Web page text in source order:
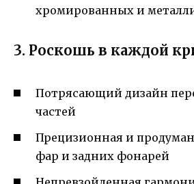
хромированных и
3. Роскошь в каждой
Потрясающий дизайн
частей
Прецизионная и
фар и задних фонарей